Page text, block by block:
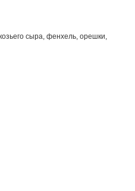
сыра, фенхель, орешки,